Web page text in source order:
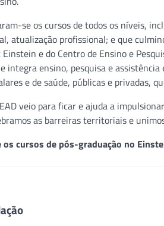
se os cursos de todos os níveis,
atualização profissional; e que
e do Centro de Ensino e
integra ensino, pesquisa e
e de saúde, públicas e privadas,
veio para ficar e ajuda a
as barreiras territoriais e
cursos de pós-graduação no